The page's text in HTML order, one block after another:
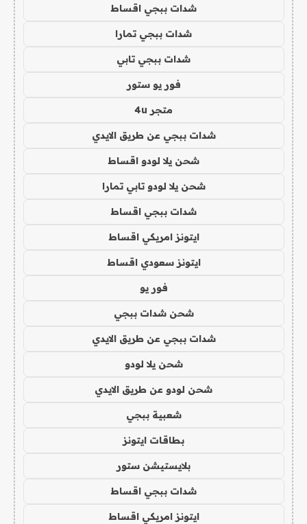
شدات ببجي اقساط
شدات ببجي تمارا
شدات ببجي تابي
فور يو ستور
متجر 4u
شدات ببجي عن طريق الايدي
شحن يلا لودو اقساط
شحن يلا لودو تابي تمارا
شدات ببجي اقساط
ايتونز امريكي اقساط
ايتونز سعودي اقساط
فور يو
شحن شدات ببجي
شدات ببجي عن طريق الايدي
شحن يلا لودو
شحن لودو عن طريق الايدي
شعبية ببجي
بطاقات ايتونز
بلايستيشن ستور
شدات ببجي اقساط
ايتونز امريكي اقساط